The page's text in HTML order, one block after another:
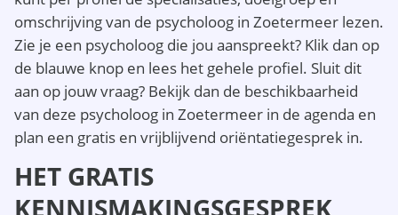
omschrijving van de psycholoog in Zoetermeer lezen.
Zie je een psycholoog die jou aanspreekt? Klik dan op
de blauwe knop en lees het gehele profiel. Sluit dit
aan op jouw vraag? Bekijk dan de beschikbaarheid
van deze psycholoog in Zoetermeer in de agenda en
plan een gratis en vrijblijvend oriëntatiegesprek in.
HET GRATIS
KENNISMAKINGSGESPREK